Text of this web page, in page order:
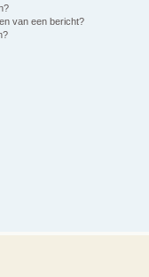
van een bericht?